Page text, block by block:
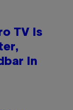
TV Is
In